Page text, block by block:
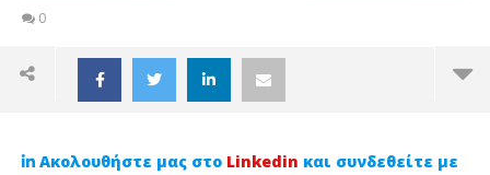
0
Ακολουθήστε μας στο Linkedin και συνδεθείτε με